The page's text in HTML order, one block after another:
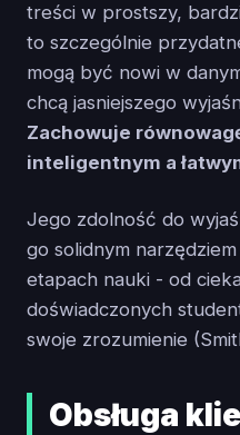
treści w prostszy,
to szczególnie
mogą być nowi w
chcą jasniejszego
Zachowuje
inteligentnym a
Jego zdolność do
go solidnym
etapach nauki - od
doświadczonych
swoje zrozumienie
Obsługa